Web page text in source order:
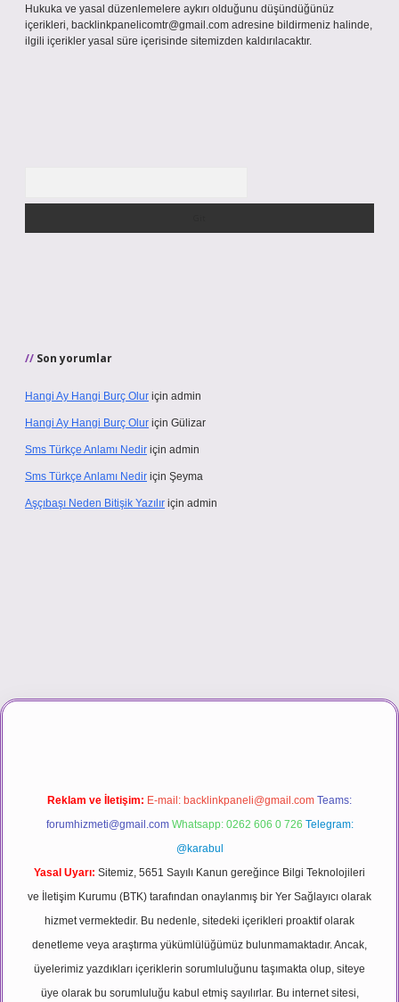
Hukuka ve yasal düzenlemelere aykırı olduğunu düşündüğünüz
içerikleri, backlinkpanelicomtr@gmail.com adresine bildirmeniz halinde,
ilgili içerikler yasal süre içerisinde sitemizden kaldırılacaktır.
Son yorumlar
Hangi Ay Hangi Burç Olur için admin
Hangi Ay Hangi Burç Olur için Gülizar
Sms Türkçe Anlamı Nedir için admin
Sms Türkçe Anlamı Nedir için Şeyma
Aşçıbaşı Neden Bitişik Yazılır için admin
Reklam ve İletişim: E-mail: backlinkpaneli@gmail.com Teams:
forumhizmeti@gmail.com Whatsapp: 0262 606 0 726 Telegram:
@karabul
Yasal Uyarı: Sitemiz, 5651 Sayılı Kanun gereğince Bilgi Teknolojileri
ve İletişim Kurumu (BTK) tarafından onaylanmış bir Yer Sağlayıcı olarak
hizmet vermektedir. Bu nedenle, sitedeki içerikleri proaktif olarak
denetleme veya araştırma yükümlülüğümüz bulunmamaktadır. Ancak,
üyelerimiz yazdıkları içeriklerin sorumluluğunu taşımakta olup, siteye
üye olarak bu sorumluluğu kabul etmiş sayılırlar. Bu internet sitesi,